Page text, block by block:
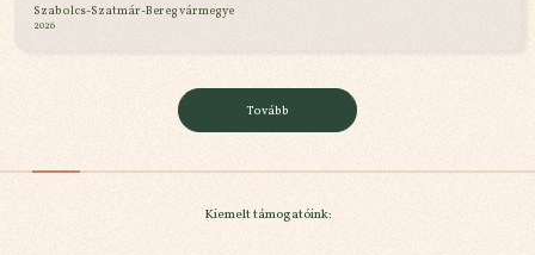
Szabolcs-Szatmár-Bereg vármegye
2026
Tovább
Kiemelt támogatóink: